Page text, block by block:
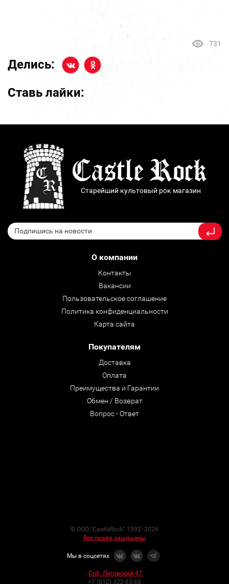
731
Делись:
Ставь лайки:
Старейший культовый рок магазин
О компании
Контакты
Вакансии
Пользовательское соглашение
Политика конфиденциальности
Карта сайта
Покупателям
Доставка
Оплата
Преимущества и Гарантии
Обмен / Возврат
Вопрос - Ответ
© ООО "CastleRock" 1992- 2026
Все права защищены
Мы в соцсетях
- Спб. Лиговский 47:
+7 (812) 322-65-68